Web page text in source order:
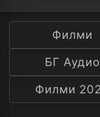
тема
Филми
БГ Аудио
Филми